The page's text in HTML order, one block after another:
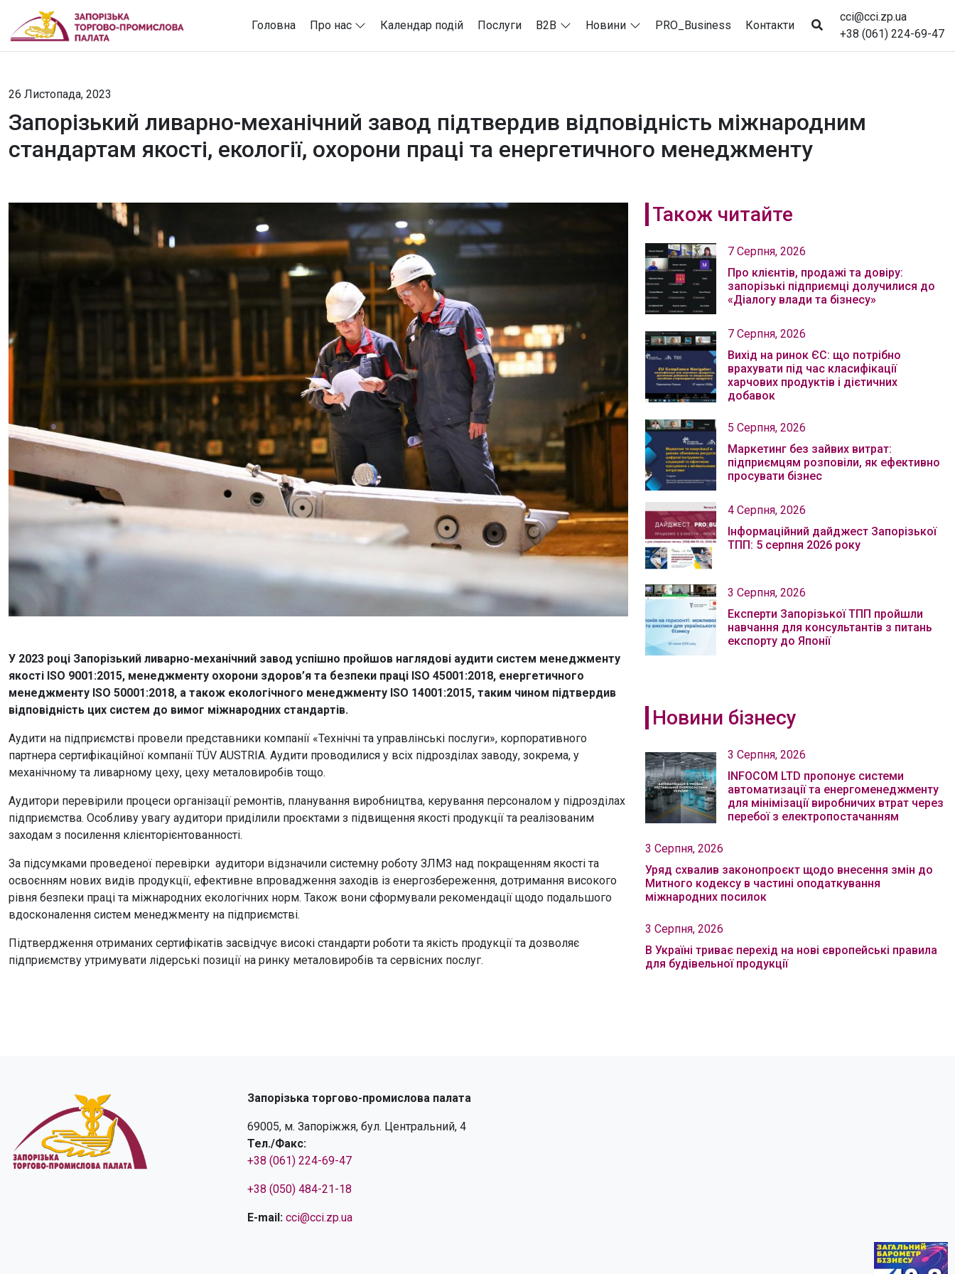
Головна Про нас Календар подій Послуги B2B Новини PRO_Business Контакти
cci@cci.zp.ua
+38 (061) 224-69-47
26 Листопада, 2023
Запорізький ливарно-механічний завод підтвердив відповідність міжнародним
стандартам якості, екології, охорони праці та енергетичного менеджменту
У 2023 році Запорізький ливарно-механічний завод успішно пройшов наглядові аудити систем менеджменту
якості ISO 9001:2015, менеджменту охорони здоров’я та безпеки праці ISO 45001:2018, енергетичного
менеджменту ISO 50001:2018, а також екологічного менеджменту ISО 14001:2015, таким чином підтвердив
відповідність цих систем до вимог міжнародних стандартів.
Аудити на підприємстві провели представники компанії «Технічні та управлінські послуги», корпоративного
партнера сертифікаційної компанії TÜV AUSTRIA. Аудити проводилися у всіх підрозділах заводу, зокрема, у
механічному та ливарному цеху, цеху металовиробів тощо.
Аудитори перевірили процеси організації ремонтів, планування виробництва, керування персоналом у підрозділах
підприємства. Особливу увагу аудитори приділили проєктами з підвищення якості продукції та реалізованим
заходам з посилення клієнторієнтованності.
За підсумками проведеної перевірки аудитори відзначили системну роботу ЗЛМЗ над покращенням якості та
освоєнням нових видів продукції, ефективне впровадження заходів із енергозбереження, дотримання високого
рівня безпеки праці та міжнародних екологічних норм. Також вони сформували рекомендації щодо подальшого
вдосконалення систем менеджменту на підприємстві.
Підтвердження отриманих сертифікатів засвідчує високі стандарти роботи та якість продукції та дозволяє
підприємству утримувати лідерські позиції на ринку металовиробів та сервісних послуг.
Також читайте
7 Серпня, 2026
Про клієнтів, продажі та довіру:
запорізькі підприємці долучилися до
«Діалогу влади та бізнесу»
7 Серпня, 2026
Вихід на ринок ЄС: що потрібно
врахувати під час класифікації
харчових продуктів і дієтичних
добавок
5 Серпня, 2026
Маркетинг без зайвих витрат:
підприємцям розповіли, як ефективно
просувати бізнес
4 Серпня, 2026
Інформаційний дайджест Запорізької
ТПП: 5 серпня 2026 року
3 Серпня, 2026
Експерти Запорізької ТПП пройшли
навчання для консультантів з питань
експорту до Японії
Новини бізнесу
3 Серпня, 2026
INFOCOM LTD пропонує системи
автоматизації та енергоменеджменту
для мінімізації виробничих втрат через
перебої з електропостачанням
3 Серпня, 2026
Уряд схвалив законопроєкт щодо внесення змін до
Митного кодексу в частині оподаткування
міжнародних посилок
3 Серпня, 2026
В Україні триває перехід на нові європейські правила
для будівельної продукції
Запорізька торгово-промислова палата
69005, м. Запоріжжя, бул. Центральний, 4
Тел./Факс:
+38 (061) 224-69-47
+38 (050) 484-21-18
E-mail: cci@cci.zp.ua